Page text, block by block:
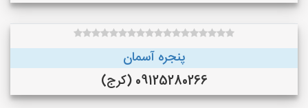
پنجره آسمان
09125280266 (کرج)